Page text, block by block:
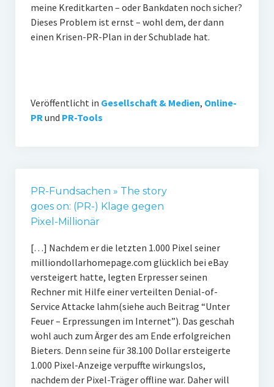
meine Kreditkarten – oder Bankdaten noch sicher?
Dieses Problem ist ernst – wohl dem, der dann
einen Krisen-PR-Plan in der Schublade hat.
Veröffentlicht in Gesellschaft & Medien, Online-
PRund PR-Tools
PR-Fundsachen » The story
goes on: (PR-) Klage gegen
Pixel-Millionär
[…] Nachdem er die letzten 1.000 Pixel seiner
milliondollarhomepage.com glücklich bei eBay
versteigert hatte, legten Erpresser seinen
Rechner mit Hilfe einer verteilten Denial-of-
Service Attacke lahm(siehe auch Beitrag “Unter
Feuer – Erpressungen im Internet”). Das geschah
wohl auch zum Ärger des am Ende erfolgreichen
Bieters. Denn seine für 38.100 Dollar ersteigerte
1.000 Pixel-Anzeige verpuffte wirkungslos,
nachdem der Pixel-Träger offline war. Daher will